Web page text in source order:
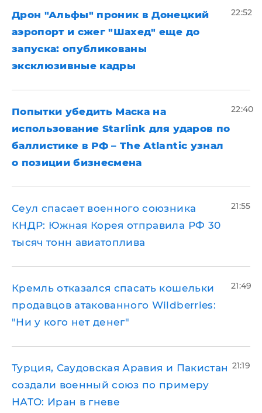
Дрон "Альфы" проник в Донецкий
аэропорт и сжег "Шахед" еще до
запуска: опубликованы
эксклюзивные кадры
22:52
Попытки убедить Маска на
использование Starlink для ударов по
баллистике в РФ – The Atlantic узнал
о позиции бизнесмена
22:40
​Сеул спасает военного союзника
КНДР: Южная Корея отправила РФ 30
тысяч тонн авиатоплива
21:55
Кремль отказался спасать кошельки
продавцов атакованного Wildberries:
"Ни у кого нет денег"
21:49
Турция, Саудовская Аравия и Пакистан
создали военный союз по примеру
НАТО: Иран в гневе
21:19